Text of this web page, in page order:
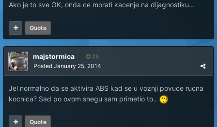
Ako je to sve OK, onda ce morati kacenje na dijagnostiku...
Quote
majstormica 25
Posted January 25, 2014
Jel normalno da se aktivira ABS kad se u voznji povuce rucna
kocnica? Sad po ovom snegu sam primetio to..
Quote